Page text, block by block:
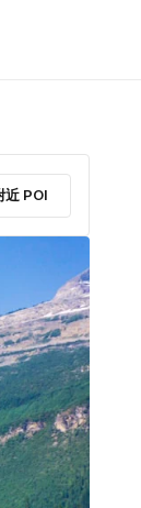
近 POI